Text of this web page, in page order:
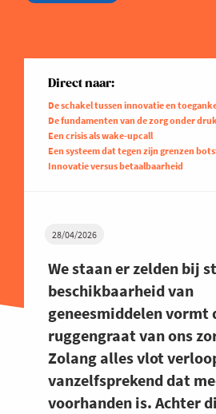
Direct naar:
De schakel tussen innovatie en
De fundamenten van de zorg onder
Een crisis als wake-upcall
Een systeem dat tegen zijn grenzen
Innovatie versus betaalbaarheid
28/04/2026
We staan er zelden bij
beschikbaarheid van
geneesmiddelen vormt
ruggengraat van ons
Zolang alles vlot
vanzelfsprekend dat
voorhanden is. Achter